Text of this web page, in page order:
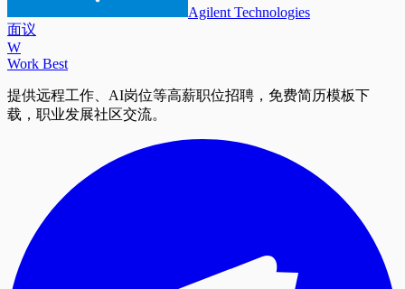
Agilent Technologies
面议
W
Work Best
提供远程工作、AI岗位等高薪职位招聘，免费简历模板下
载，职业发展社区交流。